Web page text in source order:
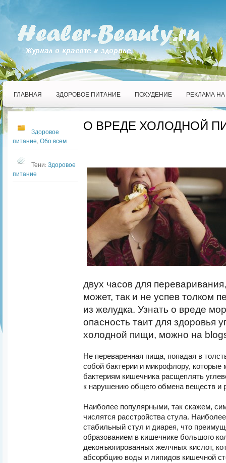
ГЛАВНАЯ ЗДОРОВОЕ ПИТАНИЕ ПОХУДЕНИЕ РЕКЛАМА
Здоровое
питание Обо всем
Тени:Здоровое
питание
О ВРЕДЕ ХОЛОДНОЙ
двух часов для
может, так и не успев толком
из желудка. Узнать о вреде
опасность таит для здоровья
холодной пищи, можно на
Не переваренная пища, попадая в
собой бактерии и микрофлору,
бактериям кишечника расщеплять
к нарушению общего обмена веществ и
Наиболее популярными, так скажем,
числятся расстройства стула.
стабильный стул и диарея, что
образованием в кишечнике большого
деконъюгированных желчных кислот,
абсорбцию воды и липидов кишечной